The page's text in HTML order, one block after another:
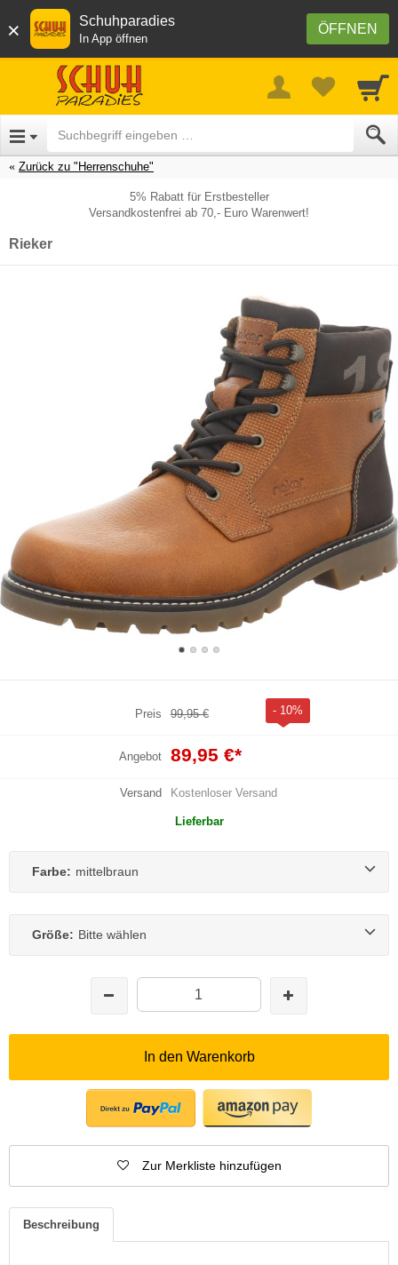
× ÖFFNEN
Schuhparadies
In App öffnen
Zurück zu "Herrenschuhe"
5% Rabatt für Erstbesteller
Versandkostenfrei ab 70,- Euro Warenwert!
Rieker
Preis 99,95 € - 10%
Angebot 89,95 €*
Versand Kostenloser Versand
Lieferbar
Farbe: mittelbraun
Größe: Bitte wählen
In den Warenkorb
Zur Merkliste hinzufügen
Beschreibung